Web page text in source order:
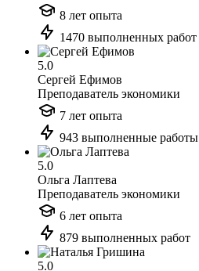
8 лет опыта
1470 выполненных работ
5.0
Сергей Ефимов
Преподаватель экономики
7 лет опыта
943 выполненные работы
5.0
Ольга Лаптева
Преподаватель экономики
6 лет опыта
879 выполненных работ
5.0